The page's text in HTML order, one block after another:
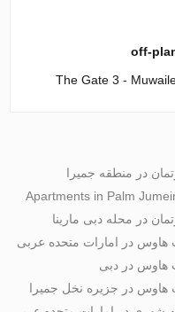
The Gate 3 -
در منطقه جمیرا
Apartments in Palm
در محله دبی مارینا
هاوس در امارات متحده عربی
هاوس در دبی
هاوس در جزیره نخل جمیرا